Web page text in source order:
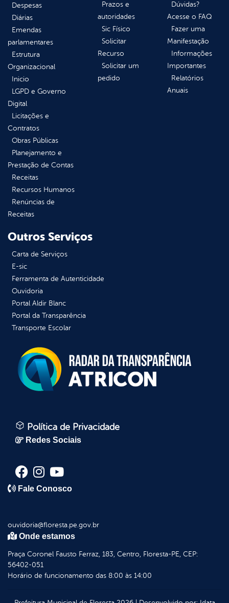
Despesas
Diárias
Emendas
parlamentares
Estrutura
Organizacional
Inicio
LGPD e Governo
Digital
Licitações e
Contratos
Obras Públicas
Planejamento e
Prestação de Contas
Receitas
Recursos Humanos
Renúncias de
Receitas
Prazos e
autoridades
Sic Físico
Solicitar
Recurso
Solicitar um
pedido
Dúvidas?
Acesse o FAQ
Fazer uma
Manifestação
Informações
Importantes
Relatórios
Anuais
Outros Serviços
Carta de Serviços
E-sic
Ferramenta de Autenticidade
Ouvidoria
Portal Aldir Blanc
Portal da Transparência
Transporte Escolar
Política de Privacidade
Redes Sociais
Fale Conosco
ouvidoria@floresta.pe.gov.br
Onde estamos
Praça Coronel Fausto Ferraz, 183, Centro, Floresta-PE, CEP:
56402-051
Horário de funcionamento das 8:00 às 14:00